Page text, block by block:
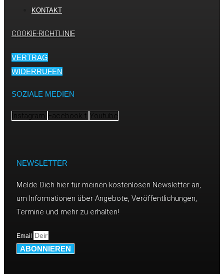
KONTAKT
COOKIE-RICHTLINIE
VERTRAG
WIDERRUFEN
SOZIALE MEDIEN
Instagram Facebook-f Youtube
NEWSLETTER
Melde Dich hier für meinen kostenlosen Newsletter an,
um Informationen über Angebote, Veröffentlichungen,
Termine und mehr zu erhalten!
Email
ABONNIEREN